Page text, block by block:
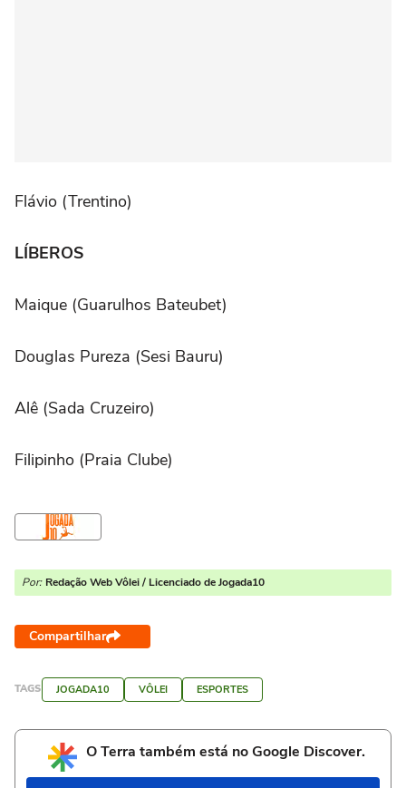
Flávio (Trentino)
LÍBEROS
Maique (Guarulhos Bateubet)
Douglas Pureza (Sesi Bauru)
Alê (Sada Cruzeiro)
Filipinho (Praia Clube)
Por: Redação Web Vôlei / Licenciado de Jogada10
Compartilhar
TAGS JOGADA10 VÔLEI ESPORTES
O Terra também está no Google Discover.